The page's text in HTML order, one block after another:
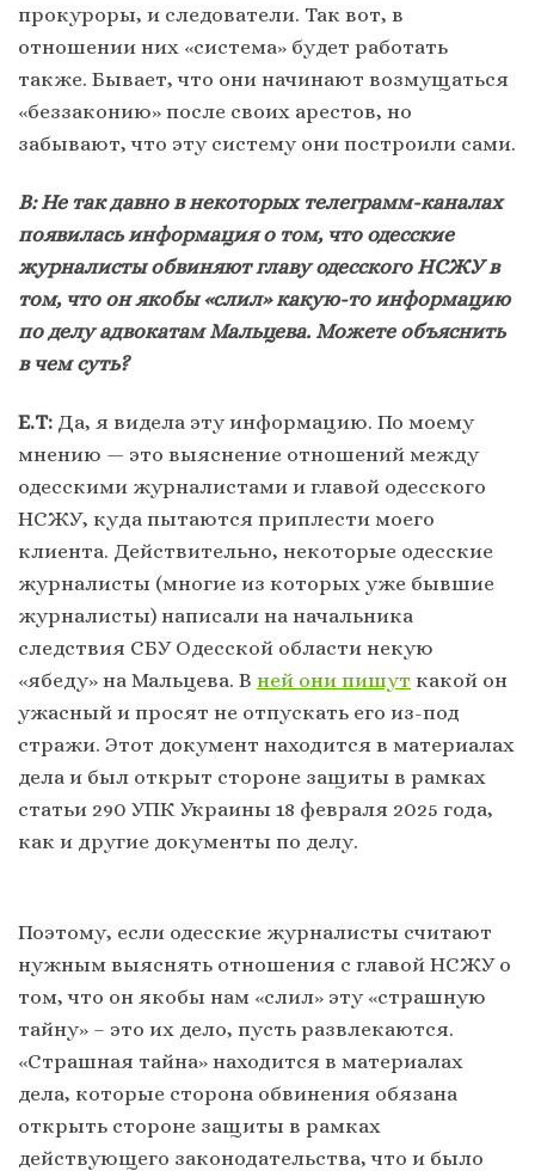
прокуроры, и следователи. Так вот, в
отношении них «система» будет работать
также. Бывает, что они начинают возмущаться
«беззаконию» после своих арестов, но
забывают, что эту систему они построили сами.
В: Не так давно в некоторых телеграмм-каналах
появилась информация о том, что одесские
журналисты обвиняют главу одесского НСЖУ в
том, что он якобы «слил» какую-то информацию
по делу адвокатам Мальцева. Можете объяснить
в чем суть?
Е.Т: Да, я видела эту информацию. По моему
мнению — это выяснение отношений между
одесскими журналистами и главой одесского
НСЖУ, куда пытаются приплести моего
клиента. Действительно, некоторые одесские
журналисты (многие из которых уже бывшие
журналисты) написали на начальника
следствия СБУ Одесской области некую
«ябеду» на Мальцева. В ней они пишут какой он
ужасный и просят не отпускать его из-под
стражи. Этот документ находится в материалах
дела и был открыт стороне защиты в рамках
статьи 290 УПК Украины 18 февраля 2025 года,
как и другие документы по делу.
Поэтому, если одесские журналисты считают
нужным выяснять отношения с главой НСЖУ о
том, что он якобы нам «слил» эту «страшную
тайну» – это их дело, пусть развлекаются.
«Страшная тайна» находится в материалах
дела, которые сторона обвинения обязана
открыть стороне защиты в рамках
действующего законодательства, что и было